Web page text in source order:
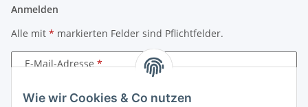
Wie wir Cookies & Co nutzen
Anmelden
Alle mit * markierten Felder sind Pflichtfelder.
E-Mail-Adresse
Passwort